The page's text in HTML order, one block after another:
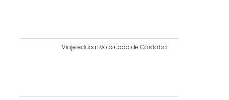
Viaje educativo ciudad de Córdoba